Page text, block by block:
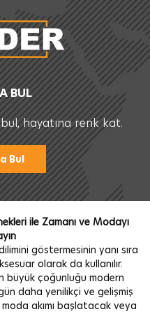
BUL
hayatına renk kat.
Bul
ile Zamanı ve Modayı
göstermesinin yanı sıra
olarak da kullanılır.
büyük çoğunluğu modern
daha yenilikçi ve gelişmiş
moda akımı başlatacak veya